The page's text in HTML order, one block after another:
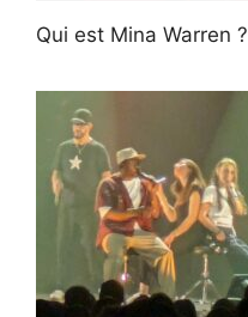
Qui est Mina Warren ?